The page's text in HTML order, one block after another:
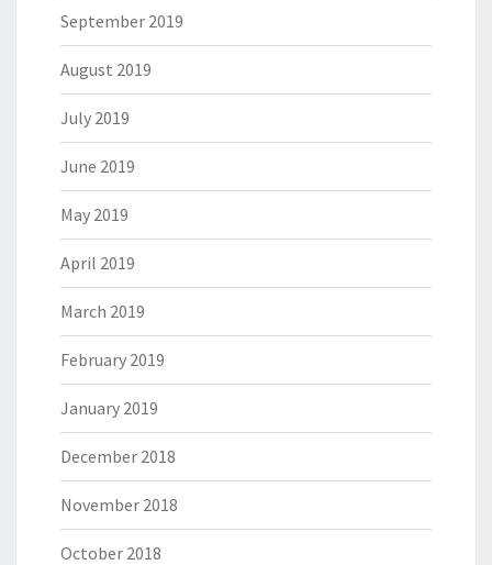
September 2019
August 2019
July 2019
June 2019
May 2019
April 2019
March 2019
February 2019
January 2019
December 2018
November 2018
October 2018